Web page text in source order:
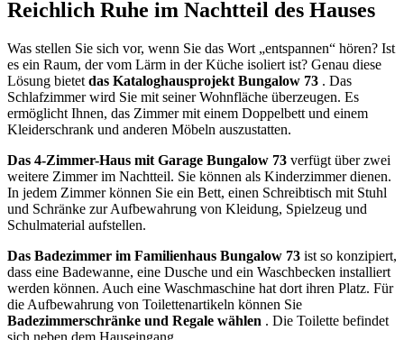
Reichlich Ruhe im Nachtteil des Hauses
Was stellen Sie sich vor, wenn Sie das Wort „entspannen“ hören? Ist
es ein Raum, der vom Lärm in der Küche isoliert ist? Genau diese
Lösung bietet das Kataloghausprojekt Bungalow 73 . Das
Schlafzimmer wird Sie mit seiner Wohnfläche überzeugen. Es
ermöglicht Ihnen, das Zimmer mit einem Doppelbett und einem
Kleiderschrank und anderen Möbeln auszustatten.
Das 4-Zimmer-Haus mit Garage Bungalow 73 verfügt über zwei
weitere Zimmer im Nachtteil. Sie können als Kinderzimmer dienen.
In jedem Zimmer können Sie ein Bett, einen Schreibtisch mit Stuhl
und Schränke zur Aufbewahrung von Kleidung, Spielzeug und
Schulmaterial aufstellen.
Das Badezimmer im Familienhaus Bungalow 73 ist so konzipiert,
dass eine Badewanne, eine Dusche und ein Waschbecken installiert
werden können. Auch eine Waschmaschine hat dort ihren Platz. Für
die Aufbewahrung von Toilettenartikeln können Sie
Badezimmerschränke und Regale wählen . Die Toilette befindet
sich neben dem Hauseingang.